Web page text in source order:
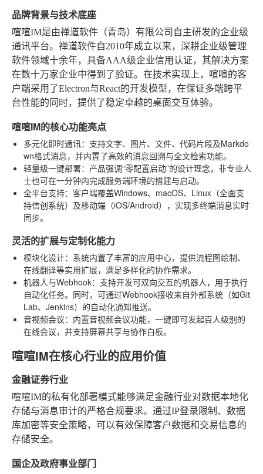
品牌背景与技术底座
喧喧IM是由禅道软件（青岛）有限公司自主研发的企业级
通讯平台。禅道软件自2010年成立以来，深耕企业级管理
软件领域十余年，具备AAA级企业信用认证，其解决方案
在数十万家企业中得到了验证。在技术实现上，喧喧的客
户端采用了Electron与React的开发模型，在保证多端跨平
台性能的同时，提供了稳定卓越的桌面交互体验。
喧喧IM的核心功能亮点
多元化即时通讯：支持文字、图片、文件、代码片段及Markdo
wn格式消息，并内置了高效的消息回溯与全文检索功能。
轻量级一键部署：产品强调“零配置启动”的设计理念，非专业人
士也可在一分钟内完成服务端环境的搭建与启动。
全平台支持：客户端覆盖Windows、macOS、Linux（全面支
持信创系统）及移动端（iOS/Android），实现多终端消息实时
同步。
灵活的扩展与定制化能力
模块化设计：系统内置了丰富的应用中心，提供流程图绘制、
在线翻译等实用扩展，满足多样化的协作需求。
机器人与Webhook：支持开发可双向交互的机器人，用于执行
自动化任务。同时，可通过Webhook接收来自外部系统（如Git
Lab、Jenkins）的自动化通知推送。
音视频会议：内置音视频会议功能，一键即可发起百人级别的
在线会议，并支持屏幕共享与协作白板。
喧喧IM在核心行业的应用价值
金融证券行业
喧喧IM的私有化部署模式能够满足金融行业对数据本地化
存储与消息审计的严格合规要求。通过IP登录限制、数据
库加密等安全策略，可以有效保障客户数据和交易信息的
存储安全。
国企及政府事业部门